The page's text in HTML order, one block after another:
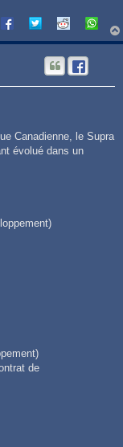
Canadienne, le Supra
évolué dans un
de